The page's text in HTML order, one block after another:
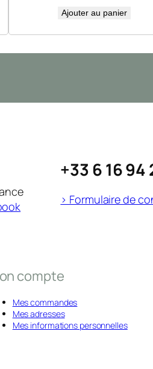
Ajouter au panier
+33 6 16 94
> Formulaire de
compte
Mes commandes
Mes adresses
Mes informations personnelles